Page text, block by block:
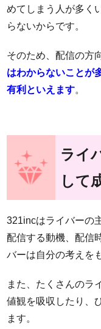
めてしまう人が多く
らないからです。
そのため、配信の方
はわからないことが
有利といえます。
ライ
して
321incはライバーの
配信する動機、配信
バーは自分の考えを
また、たくさんのラ
値観を吸収したり、
ます。